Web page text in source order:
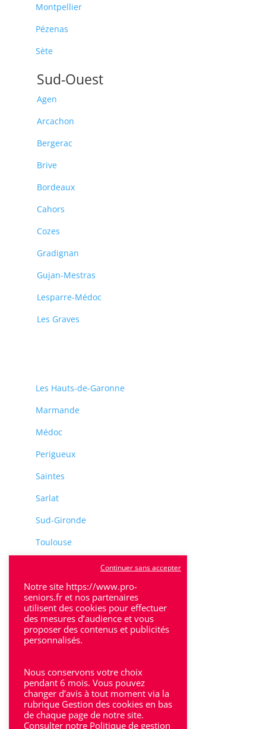
Montpellier
Pézenas
Sète
Sud-Ouest
Agen
Arcachon
Bergerac
Brive
Bordeaux
Cahors
Cozes
Gradignan
Gujan-Mestras
Lesparre-Médoc
Les Graves
Les Hauts-de-Garonne
Marmande
Médoc
Perigueux
Saintes
Sarlat
Sud-Gironde
Toulouse
Villeneuve-Sur-Lot
Bron
Lyon
Lyon 6
Notre site https://www.pro-
seniors.fr et nos partenaires
utilisent des cookies pour effectuer
des mesures d’audience et vous
proposer des contenus et publicités
personnalisés.
Nous conservons votre choix
pendant 6 mois. Vous pouvez
changer d’avis à tout moment via la
rubrique Gestion des cookies en bas
de chaque page de notre site.
Consulter notre Politique de gestion
Continuer sans accepter